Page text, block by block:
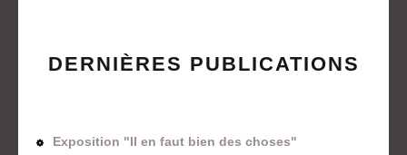
DERNIÈRES PUBLICATIONS
Exposition "Il en faut bien des choses"